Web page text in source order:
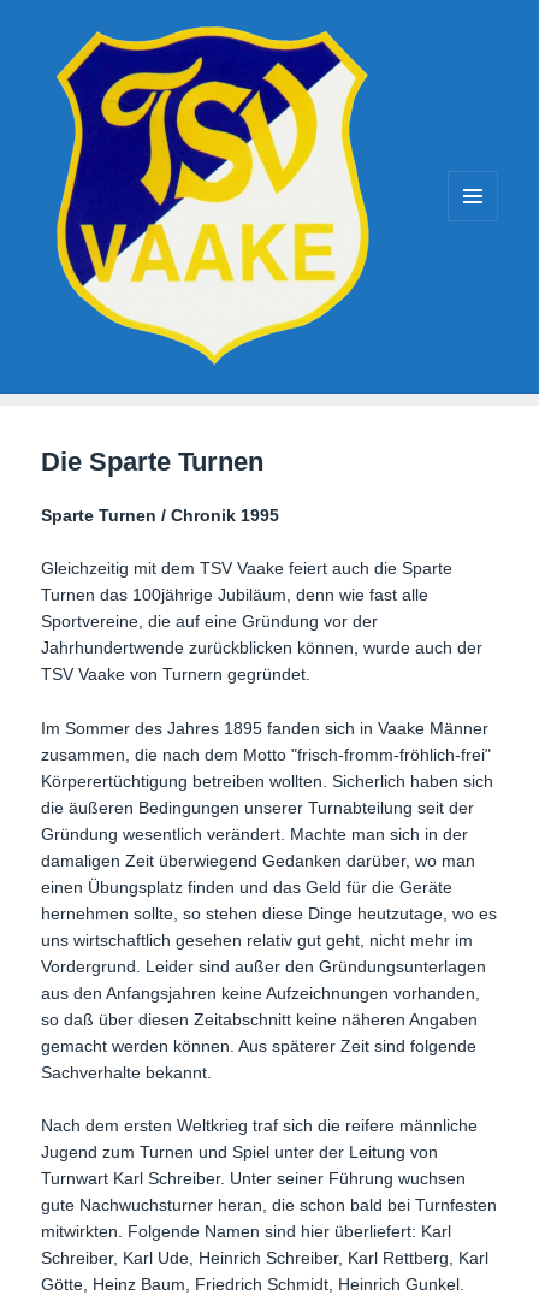
TSV-Vaake
Die Sparte Turnen
Sparte Turnen / Chronik 1995
Gleichzeitig mit dem TSV Vaake feiert auch die Sparte
Turnen das 100jährige Jubiläum, denn wie fast alle
Sportvereine, die auf eine Gründung vor der
Jahrhundertwende zurückblicken können, wurde auch der
TSV Vaake von Turnern gegründet.
Im Sommer des Jahres 1895 fanden sich in Vaake Männer
zusammen, die nach dem Motto "frisch-fromm-fröhlich-frei"
Körperertüchtigung betreiben wollten. Sicherlich haben sich
die äußeren Bedingungen unserer Turnabteilung seit der
Gründung wesentlich verändert. Machte man sich in der
damaligen Zeit überwiegend Gedanken darüber, wo man
einen Übungsplatz finden und das Geld für die Geräte
hernehmen sollte, so stehen diese Dinge heutzutage, wo es
uns wirtschaftlich gesehen relativ gut geht, nicht mehr im
Vordergrund. Leider sind außer den Gründungsunterlagen
aus den Anfangsjahren keine Aufzeichnungen vorhanden,
so daß über diesen Zeitabschnitt keine näheren Angaben
gemacht werden können. Aus späterer Zeit sind folgende
Sachverhalte bekannt.
Nach dem ersten Weltkrieg traf sich die reifere männliche
Jugend zum Turnen und Spiel unter der Leitung von
Turnwart Karl Schreiber. Unter seiner Führung wuchsen
gute Nachwuchsturner heran, die schon bald bei Turnfesten
mitwirkten. Folgende Namen sind hier überliefert: Karl
Schreiber, Karl Ude, Heinrich Schreiber, Karl Rettberg, Karl
Götte, Heinz Baum, Friedrich Schmidt, Heinrich Gunkel.